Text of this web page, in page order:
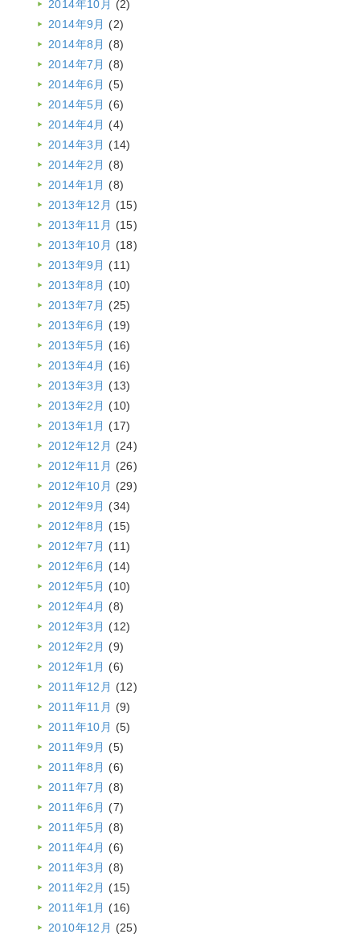
2014年10月 (2)
2014年9月 (2)
2014年8月 (8)
2014年7月 (8)
2014年6月 (5)
2014年5月 (6)
2014年4月 (4)
2014年3月 (14)
2014年2月 (8)
2014年1月 (8)
2013年12月 (15)
2013年11月 (15)
2013年10月 (18)
2013年9月 (11)
2013年8月 (10)
2013年7月 (25)
2013年6月 (19)
2013年5月 (16)
2013年4月 (16)
2013年3月 (13)
2013年2月 (10)
2013年1月 (17)
2012年12月 (24)
2012年11月 (26)
2012年10月 (29)
2012年9月 (34)
2012年8月 (15)
2012年7月 (11)
2012年6月 (14)
2012年5月 (10)
2012年4月 (8)
2012年3月 (12)
2012年2月 (9)
2012年1月 (6)
2011年12月 (12)
2011年11月 (9)
2011年10月 (5)
2011年9月 (5)
2011年8月 (6)
2011年7月 (8)
2011年6月 (7)
2011年5月 (8)
2011年4月 (6)
2011年3月 (8)
2011年2月 (15)
2011年1月 (16)
2010年12月 (25)